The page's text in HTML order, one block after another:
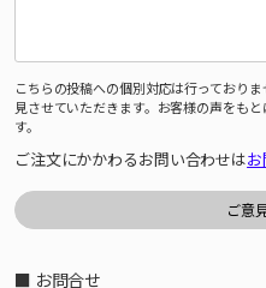
こちらの投稿への個別対応は行っており
見させていただきます。お客様の声をも
す。
ご注文にかかわるお問い合わせは
■ お問合せ